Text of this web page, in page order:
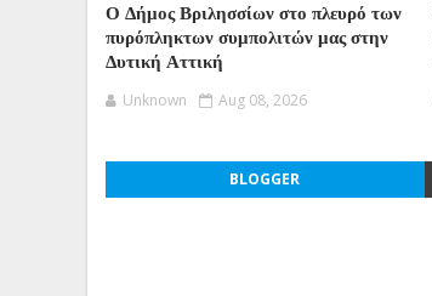
Ο Δήμος Βριλησσίων στο πλευρό των
πυρόπληκτων συμπολιτών μας στην
Δυτική Αττική
Unknown Aug 08, 2026
BLOGGER